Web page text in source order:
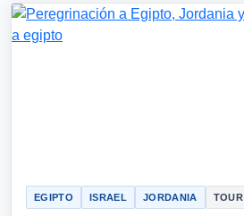
EGIPTO ISRAEL JORDANIA TOUR